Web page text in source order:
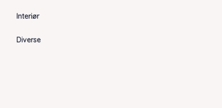
Interiør
Diverse